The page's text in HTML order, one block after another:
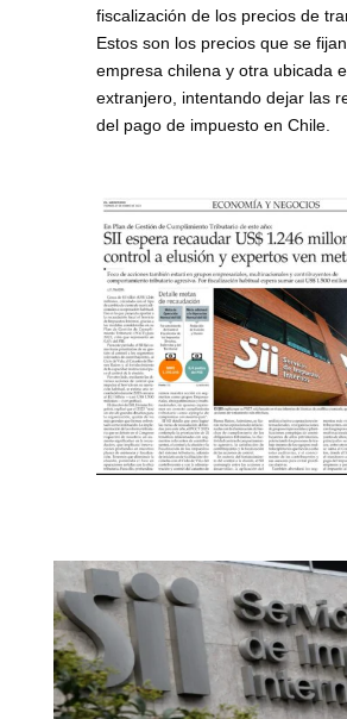
fiscalización de los precios de
Estos son los precios que se
empresa chilena y otra ubicada
extranjero, intentando dejar las
del pago de impuesto en Chile.